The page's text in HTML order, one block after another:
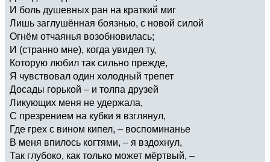
И боль душевных ран на краткий миг
Лишь заглушённая боязнью, с новой силой
Огнём отчаянья возобновилась;
И (странно мне), когда увидел ту,
Которую любил так сильно прежде,
Я чувствовал один холодный трепет
Досады горькой – и толпа друзей
Ликующих меня не удержала,
С презрением на кубки я взглянул,
Где грех с вином кипел, – воспоминанье
В меня впилось когтями, – я вздохнул,
Так глубоко, как только может мёртвый, –